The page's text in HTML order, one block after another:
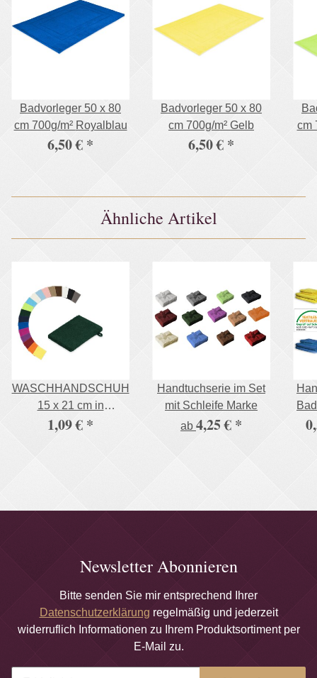
Badvorleger 50 x 80
cm 700g/m² Royalblau
6,50 € *
Badvorleger 50 x 80
cm 700g/m² Gelb
6,50 € *
Ähnliche Artikel
WASCHHANDSCHUH
15 x 21 cm in
verschiedenen Farben
1,09 € *
Handtuchserie im Set
mit Schleife Marke
ab 4,25 € *
Newsletter Abonnieren
Bitte senden Sie mir entsprechend Ihrer
Datenschutzerklärung regelmäßig und jederzeit
widerruflich Informationen zu Ihrem Produktsortiment per
E-Mail zu.